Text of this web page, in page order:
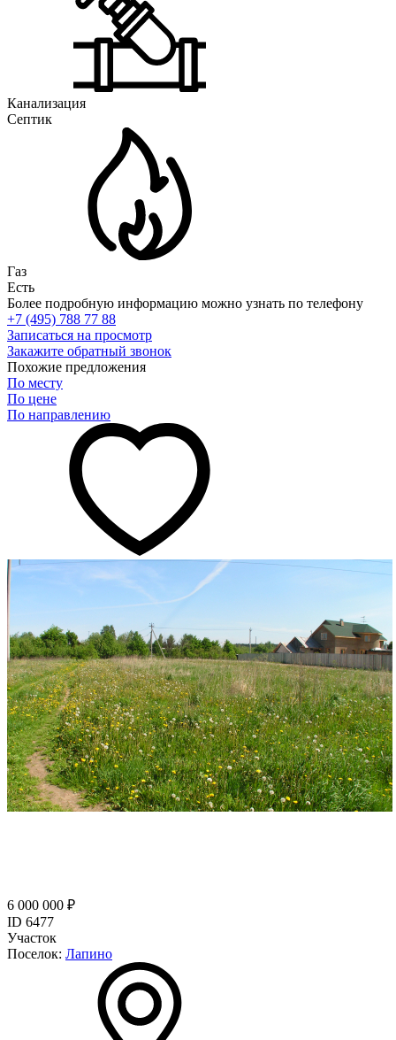
Канализация
Септик
Газ
Есть
Более подробную информацию можно узнать по телефону
+7 (495) 788 77 88
Записаться на просмотр
Закажите обратный звонок
Похожие предложения
По месту
По цене
По направлению
6 000 000 ₽
ID 6477
Участок
Поселок: Лапино